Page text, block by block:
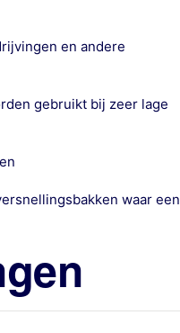
en andere
gebruikt bij zeer lage
waar een